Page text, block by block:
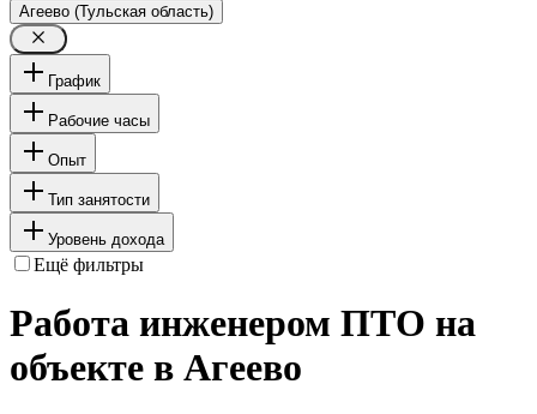
Агеево (Тульская область)
График
Рабочие часы
Опыт
Тип занятости
Уровень дохода
Ещё фильтры
Работа инженером ПТО на
объекте в Агеево